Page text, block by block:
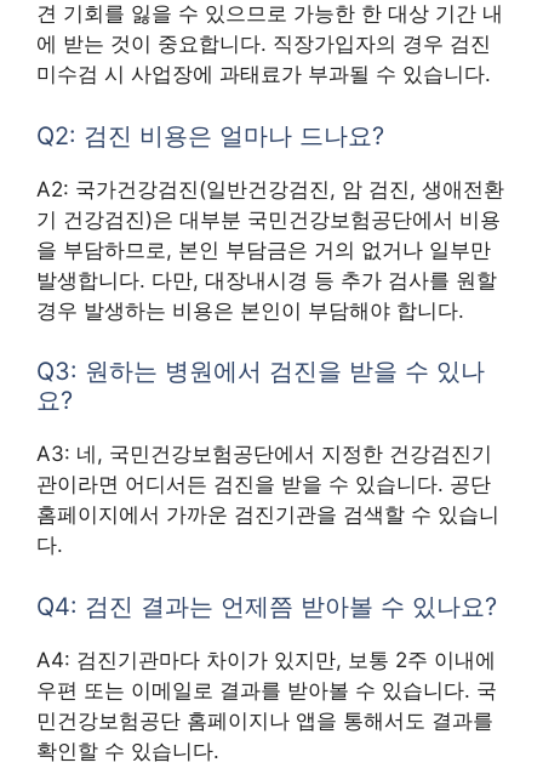
견 기회를 잃을 수 있으므로 가능한 한 대상 기간 내
에 받는 것이 중요합니다. 직장가입자의 경우 검진
미수검 시 사업장에 과태료가 부과될 수 있습니다.
Q2: 검진 비용은 얼마나 드나요?
A2: 국가건강검진(일반건강검진, 암 검진, 생애전환
기 건강검진)은 대부분 국민건강보험공단에서 비용
을 부담하므로, 본인 부담금은 거의 없거나 일부만
발생합니다. 다만, 대장내시경 등 추가 검사를 원할
경우 발생하는 비용은 본인이 부담해야 합니다.
Q3: 원하는 병원에서 검진을 받을 수 있나
요?
A3: 네, 국민건강보험공단에서 지정한 건강검진기
관이라면 어디서든 검진을 받을 수 있습니다. 공단
홈페이지에서 가까운 검진기관을 검색할 수 있습니
다.
Q4: 검진 결과는 언제쯤 받아볼 수 있나요?
A4: 검진기관마다 차이가 있지만, 보통 2주 이내에
우편 또는 이메일로 결과를 받아볼 수 있습니다. 국
민건강보험공단 홈페이지나 앱을 통해서도 결과를
확인할 수 있습니다.